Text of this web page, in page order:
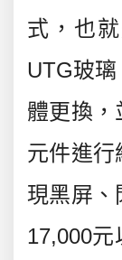
式，也
UTG玻
體更換，
元件進行
現黑屏、
17,000